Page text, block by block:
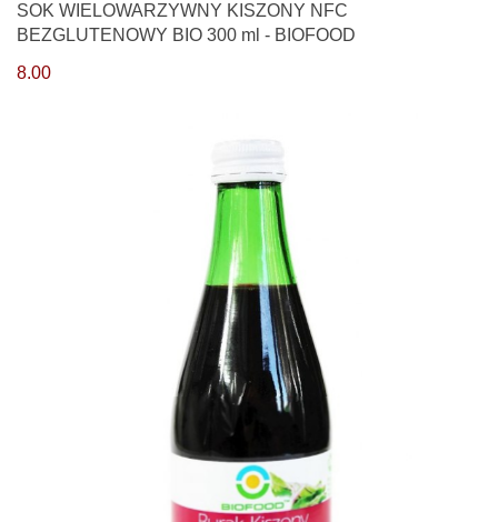
SOK WIELOWARZYWNY KISZONY NFC
BEZGLUTENOWY BIO 300 ml - BIOFOOD
8.00